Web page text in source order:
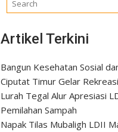
Artikel Terkini
Bangun Kesehatan Sosial
Ciputat Timur Gelar
Lurah Tegal Alur Apresiasi
Pemilahan Sampah
Napak Tilas Mubaligh LDII